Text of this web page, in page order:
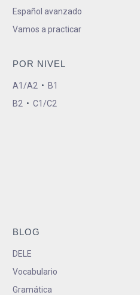
Español avanzado
Vamos a practicar
POR NIVEL
A1/A2 • B1
B2 • C1/C2
BLOG
DELE
Vocabulario
Gramática